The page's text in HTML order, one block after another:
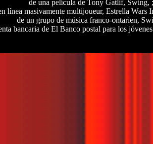
de una película de Tony Gatlif, Swing, ;
línea masivamente multijoueur, Estrella Wars
de un grupo de música franco-ontarien,
bancaria de El Banco postal para los